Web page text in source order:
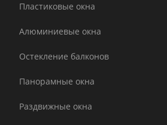
Пластиковые окна
Алюминиевые окна
Остекление балконов
Панорамные окна
Раздвижные окна